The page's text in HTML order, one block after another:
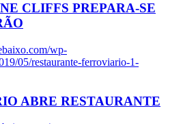
CLIFFS PREPARA-SE
wp-
05/restaurante-ferroviario-1-
ABRE RESTAURANTE